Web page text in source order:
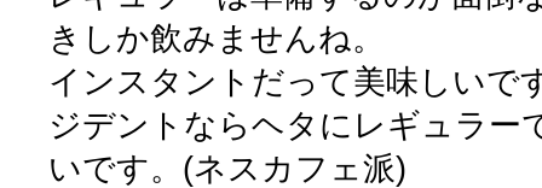
きしか飲みませんね。
インスタントだって美味しいで
ジデントならヘタにレギュラー
いです。(ネスカフェ派)